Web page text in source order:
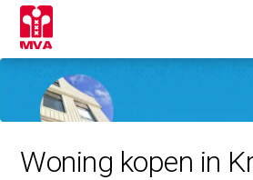
Woning kopen in